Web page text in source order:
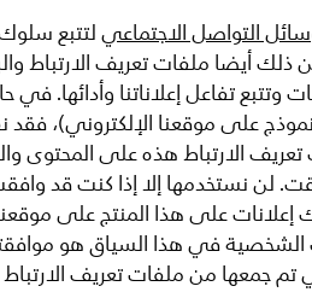
التواصل الاجتماعيلتتبع
أيضا ملفات تعريف الارتباط
تفاعل إعلاناتنا وأدائها. في
نموذج على موقعنا الإلكتروني)،
الارتباط هذه على المحتوى
لن نستخدمها إلا إذا كنت قد
على هذا المنتج على
الشخصية في هذا السياق هو
تم جمعها من ملفات تعريف